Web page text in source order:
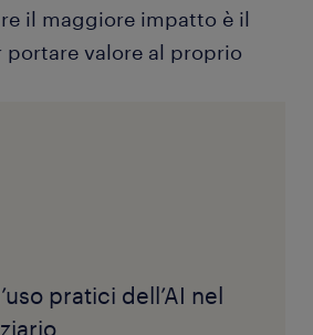
il maggiore impatto è il
portare valore al proprio
pratici dell’AI nel